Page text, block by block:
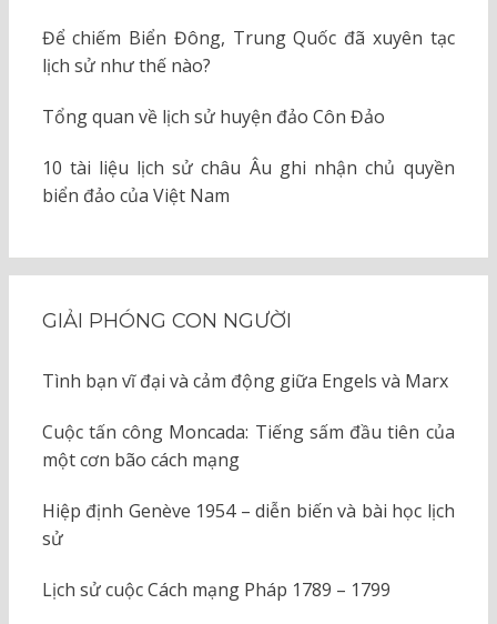
Để chiếm Biển Đông, Trung Quốc đã xuyên tạc
lịch sử như thế nào?
Tổng quan về lịch sử huyện đảo Côn Đảo
10 tài liệu lịch sử châu Âu ghi nhận chủ quyền
biển đảo của Việt Nam
GIẢI PHÓNG CON NGƯỜI
Tình bạn vĩ đại và cảm động giữa Engels và Marx
Cuộc tấn công Moncada: Tiếng sấm đầu tiên của
một cơn bão cách mạng
Hiệp định Genève 1954 – diễn biến và bài học lịch
sử
Lịch sử cuộc Cách mạng Pháp 1789 – 1799